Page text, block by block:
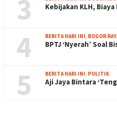
3 Kebijakan KLH,
4 BERITA HARI INI, BOGOR
BPTJ ‘Nyerah’ Soal
5 BERITA HARI INI, POLITIK
Aji Jaya Bintara